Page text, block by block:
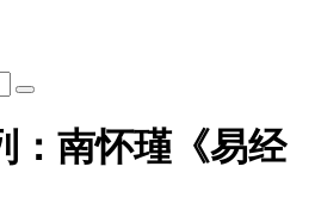
：南怀瑾《易经